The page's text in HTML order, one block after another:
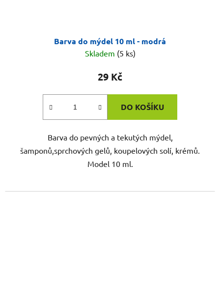
Barva do mýdel 10 ml - modrá
Skladem (5 ks)
29 Kč
DO KOŠÍKU
Barva do pevných a tekutých mýdel,
šamponů,sprchových gelů, koupelových solí, krémů.
Model 10 ml.